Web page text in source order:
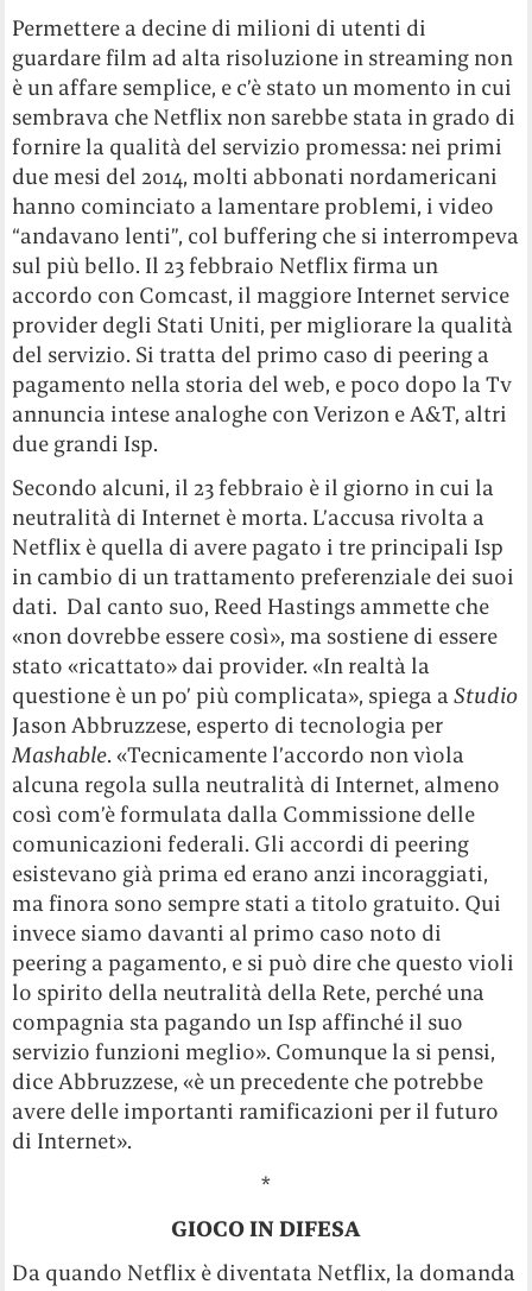
Permettere a decine di milioni di utenti di
guardare film ad alta risoluzione in streaming non
è un affare semplice, e c’è stato un momento in cui
sembrava che Netflix non sarebbe stata in grado di
fornire la qualità del servizio promessa: nei primi
due mesi del 2014, molti abbonati nordamericani
hanno cominciato a lamentare problemi, i video
“andavano lenti”, col buffering che si interrompeva
sul più bello. Il 23 febbraio Netflix firma un
accordo con Comcast, il maggiore Internet service
provider degli Stati Uniti, per migliorare la qualità
del servizio. Si tratta del primo caso di peering a
pagamento nella storia del web, e poco dopo la Tv
annuncia intese analoghe con Verizon e A&T, altri
due grandi Isp.
Secondo alcuni, il 23 febbraio è il giorno in cui la
neutralità di Internet è morta. L’accusa rivolta a
Netflix è quella di avere pagato i tre principali Isp
in cambio di un trattamento preferenziale dei suoi
dati. Dal canto suo, Reed Hastings ammette che
«non dovrebbe essere così», ma sostiene di essere
stato «ricattato» dai provider. «In realtà la
questione è un po’ più complicata», spiega aStudio
Jason Abbruzzese, esperto di tecnologia per
Mashable. «Tecnicamente l’accordo non vìola
alcuna regola sulla neutralità di Internet, almeno
così com’è formulata dalla Commissione delle
comunicazioni federali. Gli accordi di peering
esistevano già prima ed erano anzi incoraggiati,
ma finora sono sempre stati a titolo gratuito. Qui
invece siamo davanti al primo caso noto di
peering a pagamento, e si può dire che questo violi
lo spirito della neutralità della Rete, perché una
compagnia sta pagando un Isp affinché il suo
servizio funzioni meglio». Comunque la si pensi,
dice Abbruzzese, «è un precedente che potrebbe
avere delle importanti ramificazioni per il futuro
di Internet».
*
GIOCO IN DIFESA
Da quando Netflix è diventata Netflix, la domanda